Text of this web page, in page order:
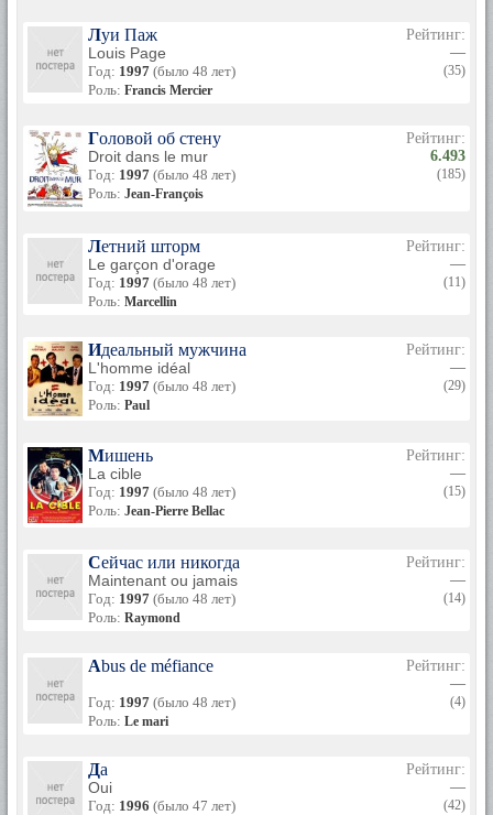
Луи Паж
Louis Page
Год: 1997 (было 48 лет)
Роль: Francis Mercier
Рейтинг:
—
(35)
Головой об стену
Droit dans le mur
Год: 1997 (было 48 лет)
Роль: Jean-François
Рейтинг:
6.493
(185)
Летний шторм
Le garçon d'orage
Год: 1997 (было 48 лет)
Роль: Marcellin
Рейтинг:
—
(11)
Идеальный мужчина
L'homme idéal
Год: 1997 (было 48 лет)
Роль: Paul
Рейтинг:
—
(29)
Мишень
La cible
Год: 1997 (было 48 лет)
Роль: Jean-Pierre Bellac
Рейтинг:
—
(15)
Сейчас или никогда
Maintenant ou jamais
Год: 1997 (было 48 лет)
Роль: Raymond
Рейтинг:
—
(14)
Abus de méfiance
Год: 1997 (было 48 лет)
Роль: Le mari
Рейтинг:
—
(4)
Да
Oui
Год: 1996 (было 47 лет)
Рейтинг:
—
(42)